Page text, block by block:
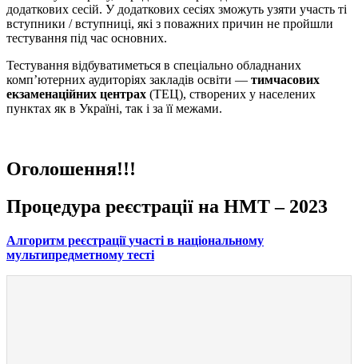
додаткових сесій. У додаткових сесіях зможуть узяти участь ті
вступники / вступниці, які з поважних причин не пройшли
тестування під час основних.
Тестування відбуватиметься в спеціально обладнаних
комп’ютерних аудиторіях закладів освіти — тимчасових
екзаменаційних центрах (ТЕЦ), створених у населених
пунктах як в Україні, так і за її межами.
Оголошення!!!
Процедура реєстрації на НМТ – 2023
Алгоритм реєстрації участі в національному
мультипредметному тесті